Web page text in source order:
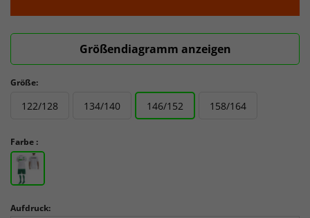
Größendiagramm anzeigen
Größe:
122/128 134/140 146/152 158/164
Farbe :
Aufdruck: